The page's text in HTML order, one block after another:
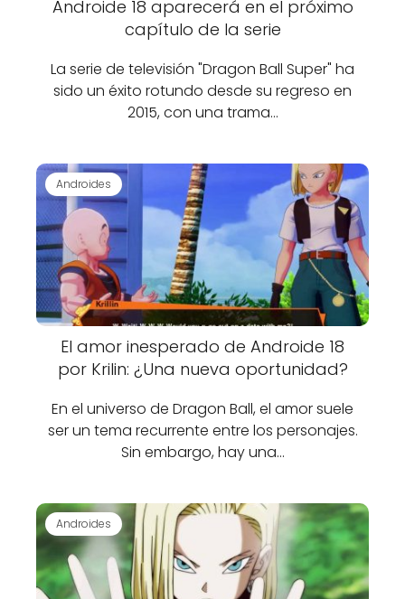
Androide 18 aparecerá en el próximo
capítulo de la serie
La serie de televisión "Dragon Ball Super" ha
sido un éxito rotundo desde su regreso en
2015, con una trama…
Androides
El amor inesperado de Androide 18
por Krilin: ¿Una nueva oportunidad?
En el universo de Dragon Ball, el amor suele
ser un tema recurrente entre los personajes.
Sin embargo, hay una…
Androides